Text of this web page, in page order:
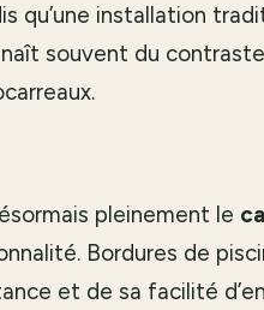
qu’une installation
souvent du
pleinement le
Bordures de
et de sa facilité